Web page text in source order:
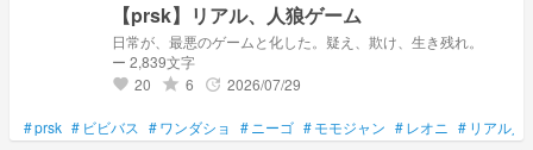
【prsk】リアル、人狼ゲーム
日常が、最悪のゲームと化した。疑え、欺け、生き残れ。
ー 2,839文字
favorite 20 grade 6 update 2026/07/29
#prsk # ビビバス #ワンダショ # ニーゴ #モモジャン #レオニ # リアル人